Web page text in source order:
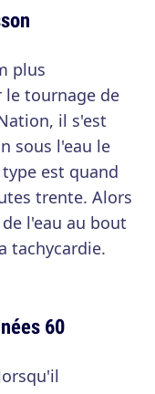
plus
le tournage de
il s'est
sous l'eau le
est quand
trente. Alors
l'eau au bout
tachycardie.
60